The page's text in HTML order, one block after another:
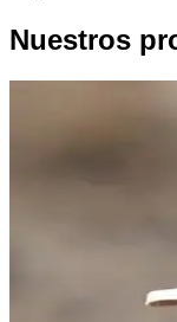
Nuestros